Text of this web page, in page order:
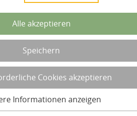
Alle akzeptieren
Speichern
Cookies akzeptieren
Informationen anzeigen